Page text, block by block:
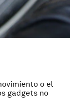
o el
gadgets no